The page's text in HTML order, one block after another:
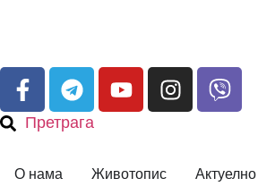
Претрага
О нама Животопис Актуелно